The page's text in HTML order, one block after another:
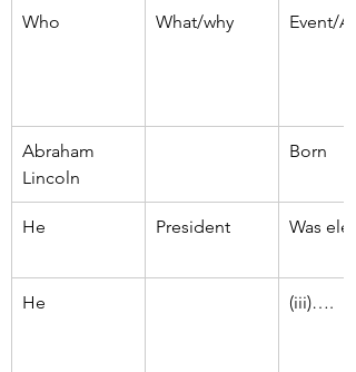
Who What/why Event/
Abraham
Lincoln
Born
He President Was
He (iii)….